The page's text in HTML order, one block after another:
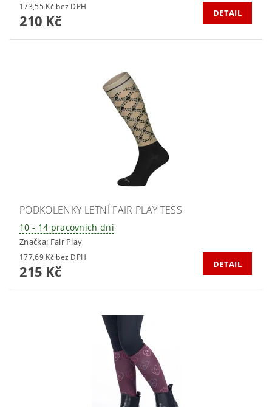
173,55 Kč bez DPH
210 Kč DETAIL
PODKOLENKY LETNÍ FAIR PLAY TESS
10 - 14 pracovních dní
Značka: Fair Play
177,69 Kč bez DPH
215 Kč DETAIL